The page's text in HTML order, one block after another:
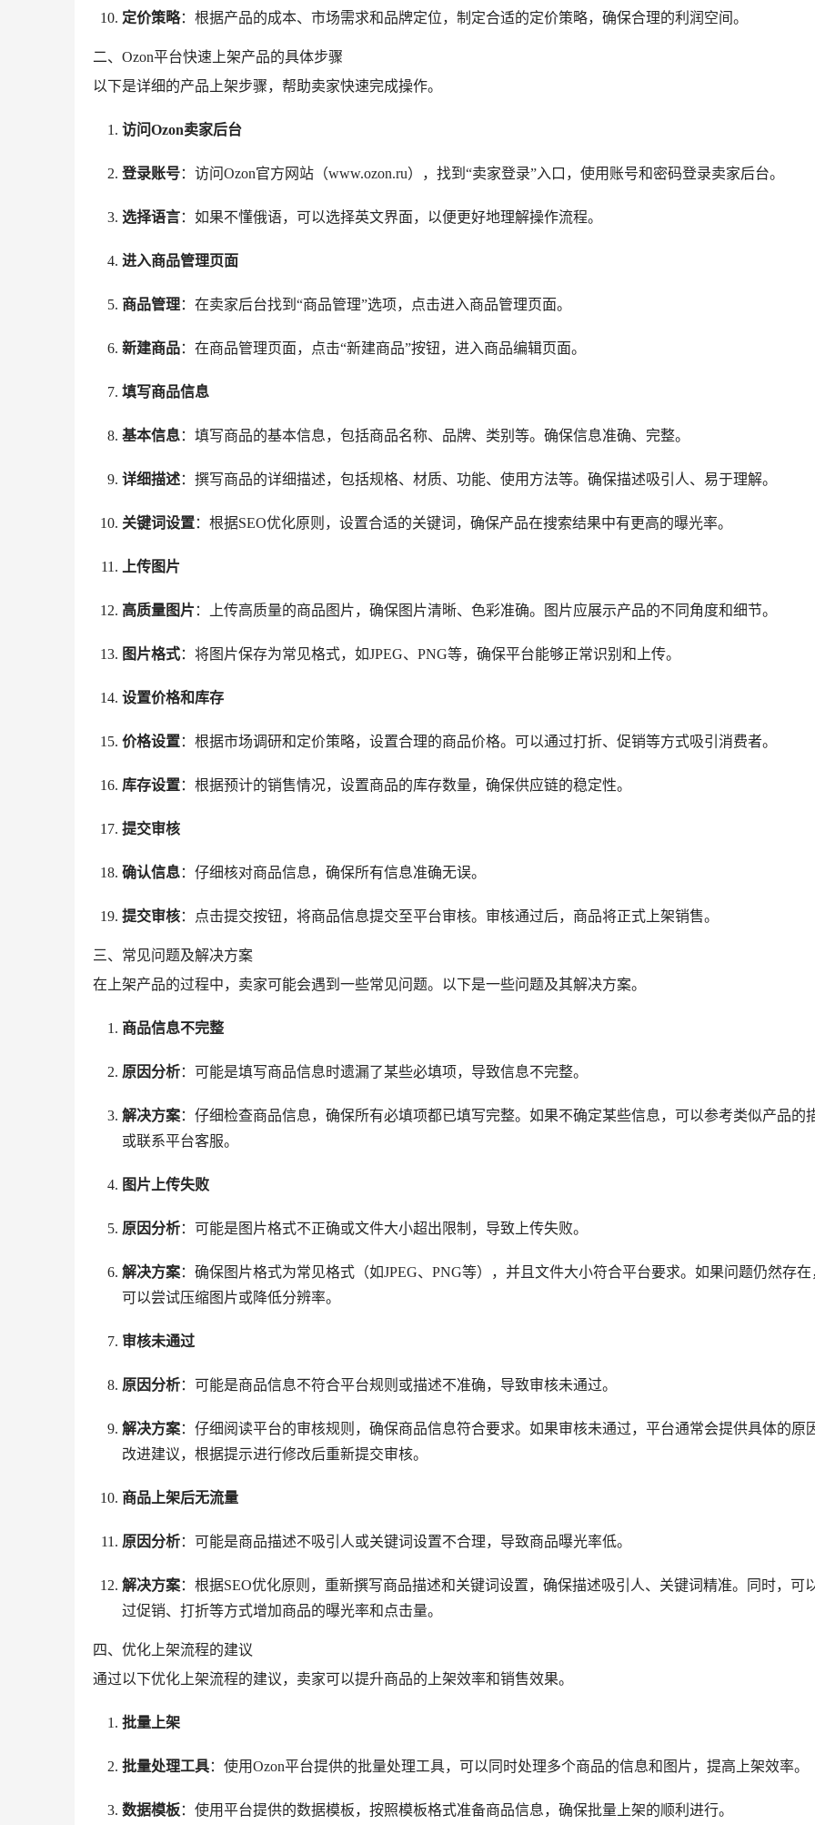
定价策略：根据产品的成本、市场需求和品牌定位，制定合适的定价策略，确保合理的利润空间。
二、Ozon平台快速上架产品的具体步骤
以下是详细的产品上架步骤，帮助卖家快速完成操作。
访问Ozon卖家后台
登录账号：访问Ozon官方网站（www.ozon.ru），找到“卖家登录”入口，使用账号和密码登录卖家后台。
选择语言：如果不懂俄语，可以选择英文界面，以便更好地理解操作流程。
进入商品管理页面
商品管理：在卖家后台找到“商品管理”选项，点击进入商品管理页面。
新建商品：在商品管理页面，点击“新建商品”按钮，进入商品编辑页面。
填写商品信息
基本信息：填写商品的基本信息，包括商品名称、品牌、类别等。确保信息准确、完整。
详细描述：撰写商品的详细描述，包括规格、材质、功能、使用方法等。确保描述吸引人、易于理解。
关键词设置：根据SEO优化原则，设置合适的关键词，确保产品在搜索结果中有更高的曝光率。
上传图片
高质量图片 ：上传高质量的商品图片，确保图片清晰、色彩准确。图片应展示产品的不同角度和细节。
图片格式：将图片保存为常见格式，如JPEG、PNG等，确保平台能够正常识别和上传。
设置价格和库存
价格设置：根据市场调研和定价策略，设置合理的商品价格。可以通过打折、促销等方式吸引消费者。
库存设置：根据预计的销售情况，设置商品的库存数量，确保供应链的稳定性。
提交审核
确认信息：仔细核对商品信息，确保所有信息准确无误。
提交审核：点击提交按钮，将商品信息提交至平台审核。审核通过后，商品将正式上架销售。
三、常见问题及解决方案
在上架产品的过程中，卖家可能会遇到一些常见问题。以下是一些问题及其解决方案。
商品信息不完整
原因分析：可能是填写商品信息时遗漏了某些必填项，导致信息不完整。
解决方案：仔细检查商品信息，确保所有必填项都已填写完整。如果不确定某些信息，可以参考类似产品的
或联系平台客服。
图片上传失败
原因分析：可能是图片格式不正确或文件大小超出限制，导致上传失败。
解决方案：确保图片格式为常见格式（如JPEG、PNG等），并且文件大小符合平台要求。如果问题仍然存在
可以尝试压缩图片或降低分辨率。
审核未通过
原因分析：可能是商品信息不符合平台规则或描述不准确，导致审核未通过。
解决方案：仔细阅读平台的审核规则，确保商品信息符合要求。如果审核未通过，平台通常会提供具体的原
改进建议，根据提示进行修改后重新提交审核。
商品上架后无流量
原因分析：可能是商品描述不吸引人或关键词设置不合理，导致商品曝光率低。
解决方案：根据SEO优化原则，重新撰写商品描述和关键词设置，确保描述吸引人、关键词精准。同时，可
过促销、打折等方式增加商品的曝光率和点击量。
四、优化上架流程的建议
通过以下优化上架流程的建议，卖家可以提升商品的上架效率和销售效果。
批量上架
批量处理工具：使用Ozon平台提供的批量处理工具，可以同时处理多个商品的信息和图片，提高上架效率。
数据模板：使用平台提供的数据模板，按照模板格式准备商品信息，确保批量上架的顺利进行。